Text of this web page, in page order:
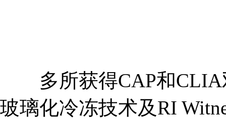
多所获得CAP和CLIA
玻璃化冷冻技术及RI